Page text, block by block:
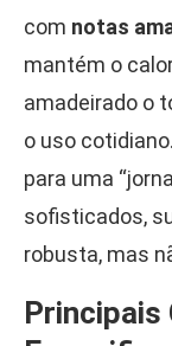
com notas
mantém o
amadeirado o
o uso
para uma
sofisticados,
robusta, mas